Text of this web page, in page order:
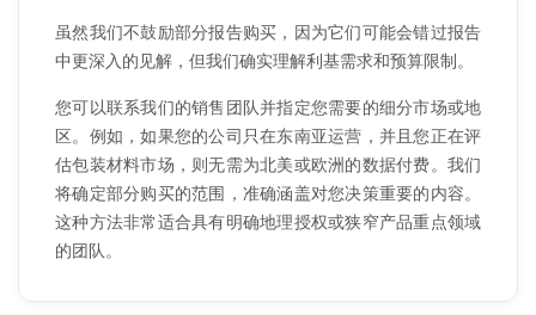
虽然我们不鼓励部分报告购买，因为它们可能会错过报告
中更深入的见解，但我们确实理解利基需求和预算限制。
您可以联系我们的销售团队并指定您需要的细分市场或地
区。例如，如果您的公司只在东南亚运营，并且您正在评
估包装材料市场，则无需为北美或欧洲的数据付费。我们
将确定部分购买的范围，准确涵盖对您决策重要的内容。
这种方法非常适合具有明确地理授权或狭窄产品重点领域
的团队。